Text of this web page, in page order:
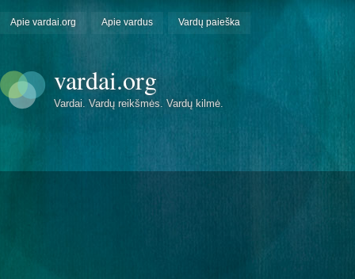
Apie vardai.org Apie vardus Vardų paieška
vardai.org
Vardai. Vardų reikšmės. Vardų kilmė.